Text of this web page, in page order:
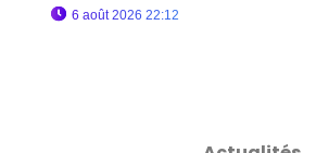
6 août 2026 22:12